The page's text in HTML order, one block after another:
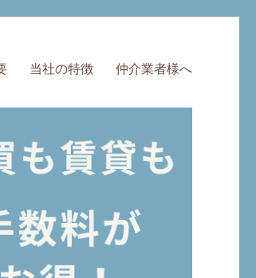
当社の特徴 仲介業者様へ